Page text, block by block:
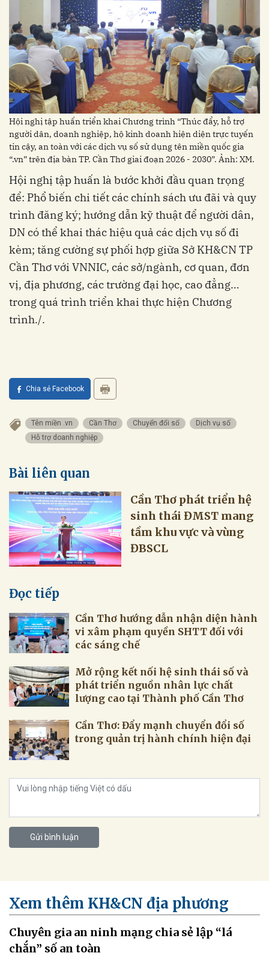
Hội nghị tập huấn triển khai Chương trình “Thúc đẩy, hỗ trợ
người dân, doanh nghiệp, hộ kinh doanh hiện diện trực tuyến
tin cậy, an toàn với các dịch vụ số sử dụng tên miền quốc gia
“.vn” trên địa bàn TP. Cần Thơ giai đoạn 2026 - 2030”. Ảnh: XM.
Hội nghị tập huấn là bước khởi đầu quan trọng
để: Phổ biến chi tiết các chính sách ưu đãi và quy
trình đăng ký; hướng dẫn kỹ thuật để người dân,
DN có thể khai thác hiệu quả các dịch vụ số đi
kèm; tăng cường sự phối hợp giữa Sở KH&CN TP
Cần Thơ với VNNIC, các sở/ngành, cơ quan, đơn
vị, địa phương, các trường đại học, cao đẳng…
trong quá trình triển khai thực hiện Chương
trình./.
Chia sẻ Facebook
Tên miền .vn Cần Thơ Chuyển đổi số
Dịch vụ số
Hỗ trợ doanh nghiệp
Bài liên quan
Cần Thơ phát triển hệ
sinh thái ĐMST mang
tầm khu vực và vùng
ĐBSCL
Đọc tiếp
Cần Thơ hướng dẫn nhận diện hành
vi xâm phạm quyền SHTT đối với
các sáng chế
Mở rộng kết nối hệ sinh thái số và
phát triển nguồn nhân lực chất
lượng cao tại Thành phố Cần Thơ
Cần Thơ: Đẩy mạnh chuyển đổi số
trong quản trị hành chính hiện đại
Gửi bình luận
Xem thêm KH&CN địa phương
Chuyên gia an ninh mạng chia sẻ lập “lá
chắn” số an toàn